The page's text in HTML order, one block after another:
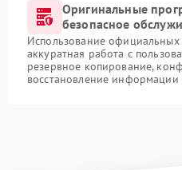
Оригинальные
безопасное
Использование
аккуратная работа с
резервное копирование,
восстановление